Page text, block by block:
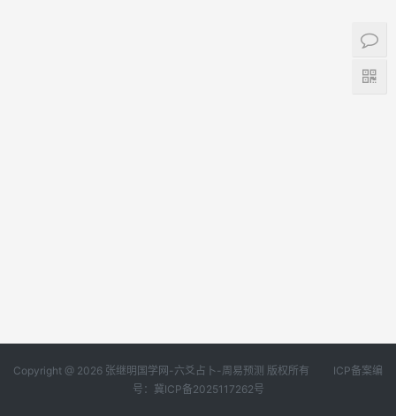
Copyright @ 2026 张继明国学网-六爻占卜-周易预测 版权所有 ICP备案编
号：冀ICP备2025117262号